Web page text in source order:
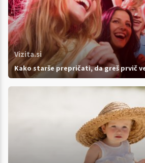
Vizita.si
Kako starše prepričati, da greš prvič